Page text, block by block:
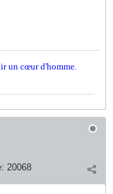
un cœur d'homme.
20068